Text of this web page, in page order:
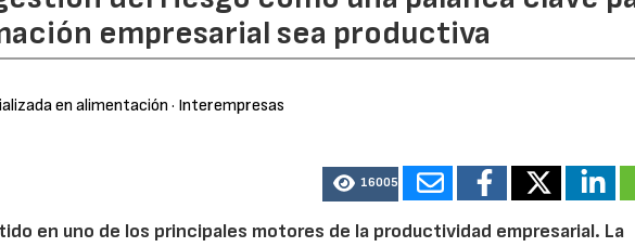
empresarial sea productiva
en alimentación · Interempresas
16005
en uno de los principales motores de la productividad empresarial. La